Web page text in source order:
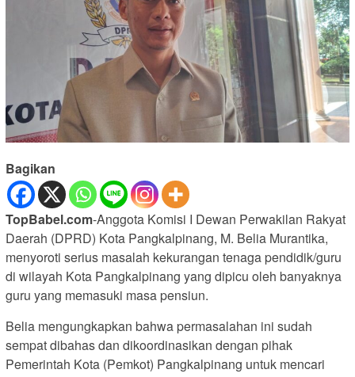
Bagikan
TopBabel.com-Anggota Komisi I Dewan Perwakilan Rakyat
Daerah (DPRD) Kota Pangkalpinang, M. Belia Murantika,
menyoroti serius masalah kekurangan tenaga pendidik/guru
di wilayah Kota Pangkalpinang yang dipicu oleh banyaknya
guru yang memasuki masa pensiun.
Belia mengungkapkan bahwa permasalahan ini sudah
sempat dibahas dan dikoordinasikan dengan pihak
Pemerintah Kota (Pemkot) Pangkalpinang untuk mencari